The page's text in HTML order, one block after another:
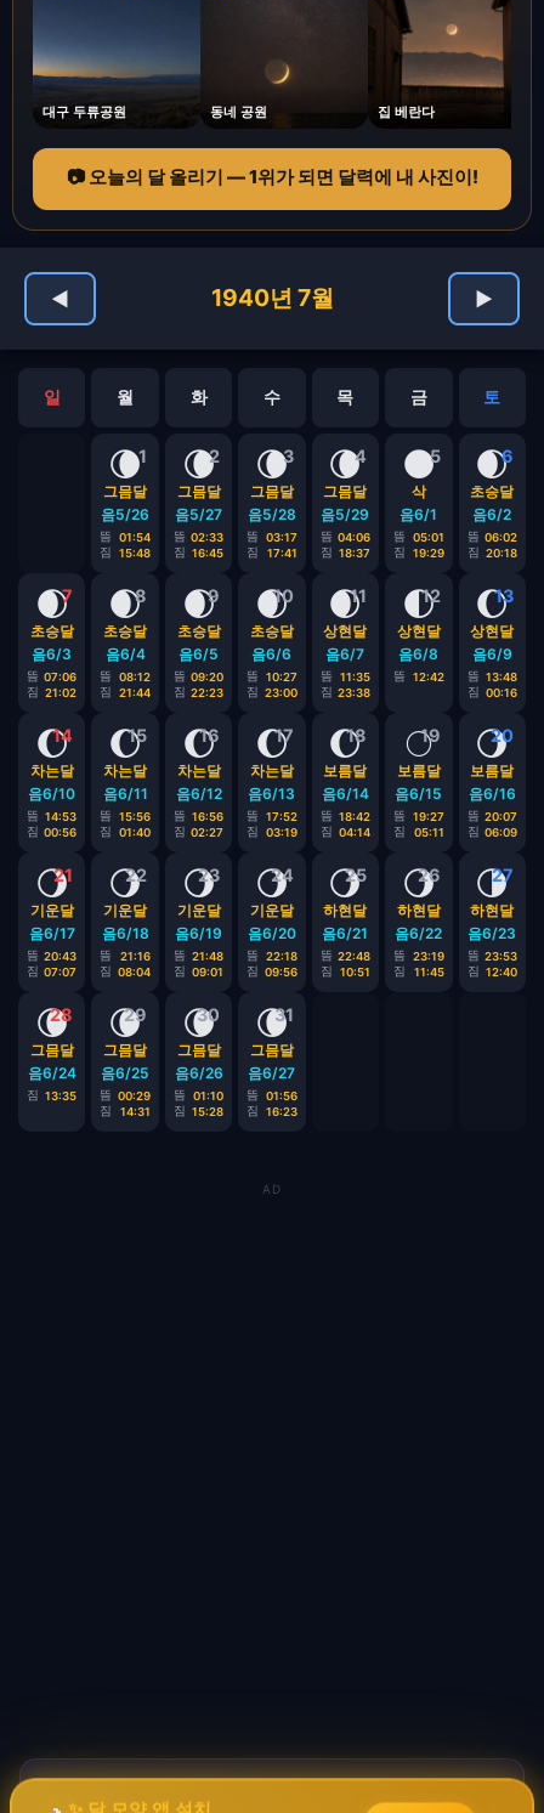
대구 두류공원 동네 공원 집 베란다
📷 오늘의 달 올리기 — 1위가 되면 달력에 내 사진이!
◀ 1940년 7월 ▶
일 월 화 수 목 금 토
1
🌘
그믐달
음5/26
뜸
01:54
짐
15:48
2
🌘
그믐달
음5/27
뜸 02:33
짐 16:45
3
🌘
그믐달
음5/28
뜸
03:17
짐
17:41
4
🌘
그믐달
음5/29
뜸 04:06
짐 18:37
5
🌑
삭
음6/1
뜸
05:01
짐
19:29
6
🌒
초승달
음6/2
뜸 06:02
짐 20:18
7
🌒
초승달
음6/3
뜸 07:06
짐 21:02
8
🌒
초승달
음6/4
뜸
08:12
짐
21:44
9
🌒
초승달
음6/5
뜸 09:20
짐 22:23
10
🌒
초승달
음6/6
뜸
10:27
짐 23:00
11
🌒
상현달
음6/7
뜸
11:35
짐 23:38
12
🌓
상현달
음6/8
뜸 12:42
13
🌔
상현달
음6/9
뜸 13:48
짐 00:16
14
🌔
차는달
음6/10
뜸 14:53
짐 00:56
15
🌔
차는달
음6/11
뜸
15:56
짐
01:40
16
🌔
차는달
음6/12
뜸 16:56
짐 02:27
17
🌔
차는달
음6/13
뜸
17:52
짐
03:19
18
🌔
보름달
음6/14
뜸 18:42
짐 04:14
19
🌕
보름달
음6/15
뜸
19:27
짐
05:11
20
🌖
보름달
음6/16
뜸 20:07
짐 06:09
21
🌖
기운달
음6/17
뜸 20:43
짐 07:07
22
🌖
기운달
음6/18
뜸
21:16
짐 08:04
23
🌖
기운달
음6/19
뜸 21:48
짐 09:01
24
🌖
기운달
음6/20
뜸
22:18
짐 09:56
25
🌖
하현달
음6/21
뜸 22:48
짐
10:51
26
🌖
하현달
음6/22
뜸
23:19
짐
11:45
27
🌗
하현달
음6/23
뜸 23:53
짐 12:40
28
🌘
그믐달
음6/24
짐 13:35
29
🌘
그믐달
음6/25
뜸 00:29
짐
14:31
30
🌘
그믐달
음6/26
뜸
01:10
짐 15:28
31
🌘
그믐달
음6/27
뜸
01:56
짐
16:23
AD
바이브코딩 배워서 돈 벌자
코딩 몰라도 AI로 자동화 수익 시스템 구축 · 무료
✨ 달 모양 앱 설치